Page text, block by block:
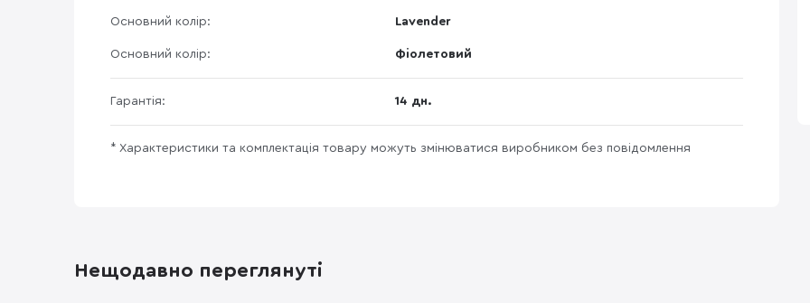
Основний колір: Lavender
Основний колір: Фіолетовий
Гарантія: 14 дн.
* Характеристики та комплектація товару можуть змінюватися виробником без повідомлення
Нещодавно переглянуті